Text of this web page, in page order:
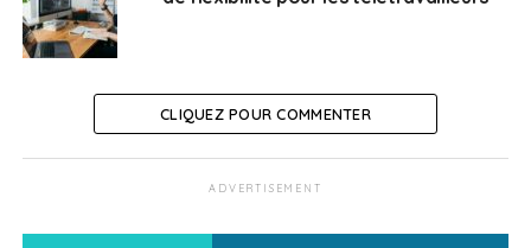
aussi pour la planète !
Alexandre Messiah
Français au Luxembourg
CLIQUEZ POUR COMMENTER
ADVERTISEMENT